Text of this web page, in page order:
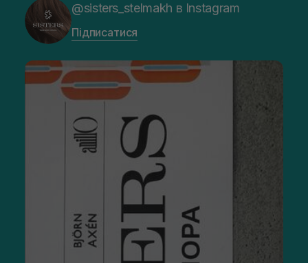
@sisters_stelmakh в Instagram
Підписатися